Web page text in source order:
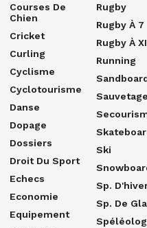
Courses De
Chien
Cricket
Curling
Cyclisme
Cyclotourisme
Danse
Dopage
Dossiers
Droit Du Sport
Echecs
Economie
Equipement
Rugby
Rugby À 7
Rugby À
Running
Sauvetage
Ski
Sp.
Sp. De